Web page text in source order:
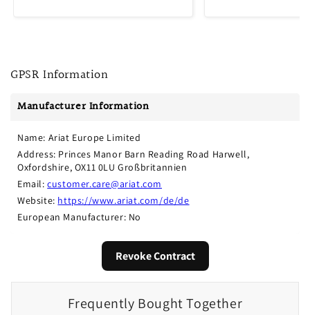
GPSR Information
Manufacturer Information
Name: Ariat Europe Limited
Address: Princes Manor Barn Reading Road Harwell,
Oxfordshire, OX11 0LU Großbritannien
Email: customer.care@ariat.com
Website: https://www.ariat.com/de/de
European Manufacturer: No
Revoke Contract
Frequently Bought Together